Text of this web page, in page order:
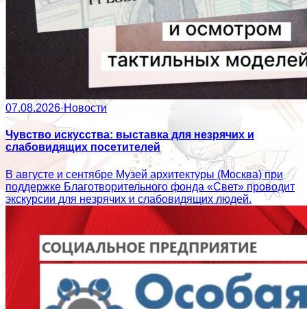
07.08.2026·Новости
Чувство искусства: выставка для незрячих и
слабовидящих посетителей
В августе и сентябре Музей архитектуры (Москва) при
поддержке Благотворительного фонда «Свет» проводит
экскурсии для незрячих и слабовидящих людей.